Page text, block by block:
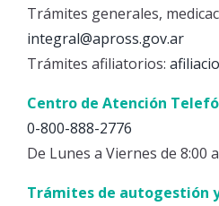
Trámites generales,
integral@apross.gov.ar
Trámites afiliatorios:
Centro de Atención
0-800-888-2776
De Lunes a Viernes de 8:00
Trámites de autogestión